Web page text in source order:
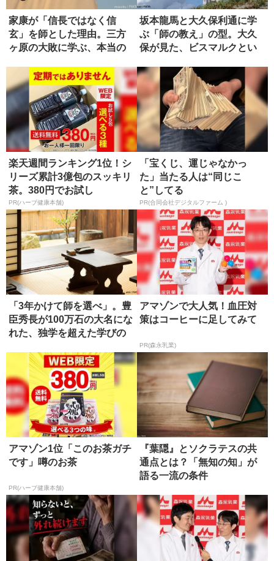
家康が「信長ではなく信
玄」を師とした理由。三方
ヶ原の大敗に学ぶ、本当の
坂本龍馬と大久保利通に学
ぶ「師の教え」の型。大久
保が見た、ビスマルクとい
楽天週間ランキング1位！シ
リーズ累計3億包のスッキリ
茶。380円でお試し
PR(ハーブ健康本舗)
「宝くじ、運じゃなかっ
た」当たる人は“同じこ
と”してる
PR(合同会社デジタルファーム )
「3年かけて師を選べ」。豊
臣秀長が100万石の大名にな
れた、独学を超えた学びの
アマゾンで大人気！血圧対
策はコーヒーに足してみて
PR(森永乳業)
アマゾン1位「このお茶ガチ
です」噂のお茶
PR(ハーブ健康本舗)
『葉隠』とソクラテスの共
通点とは？「無知の知」が
語る一流の条件